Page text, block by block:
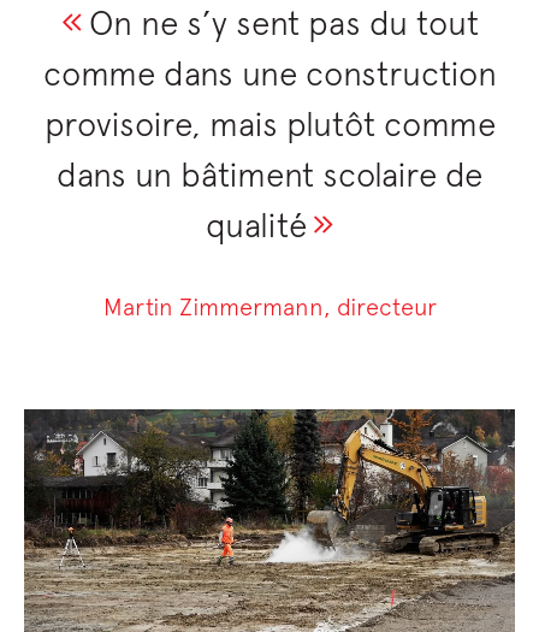
On ne s’y sent pas du tout
comme dans une construction
provisoire, mais plutôt comme
dans un bâtiment scolaire de
qualité
Martin Zimmermann, directeur